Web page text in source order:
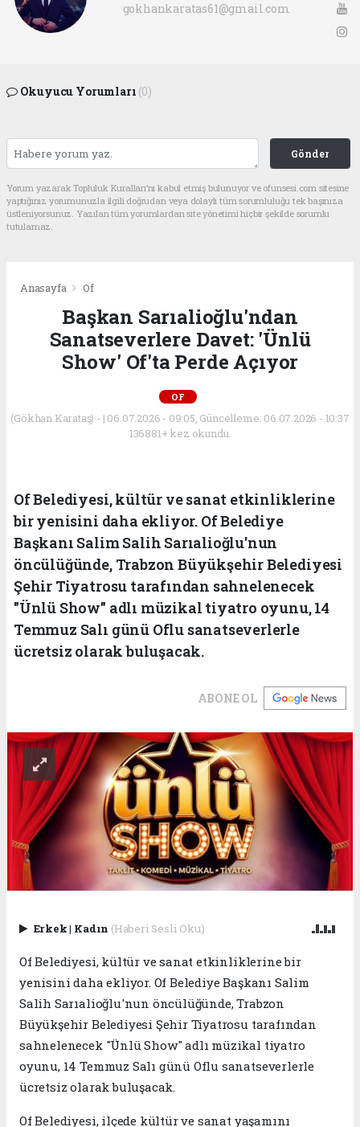
gokhankaratas61@gmail.com
Okuyucu Yorumları (0)
Gönder
Yorum yazarak Topluluk Kuralları’nı kabul etmiş bulunuyor ve ofunsesi.com sitesine
yaptığınız yorumunuzla ilgili doğrudan veya dolaylı tüm sorumluluğu tek başınıza
üstleniyorsunuz. Yazılan tüm yorumlardan site yönetimi hiçbir şekilde sorumlu
tutulamaz.
Anasayfa Of
Başkan Sarıalioğlu'ndan
Sanatseverlere Davet: 'Ünlü
Show' Of'ta Perde Açıyor
OF
(Gökhan Karataş) - | 06.07.2026 - 09:05, Güncelleme: 06.07.2026 - 10:37
136881+ kez okundu.
Of Belediyesi, kültür ve sanat etkinliklerine
bir yenisini daha ekliyor. Of Belediye
Başkanı Salim Salih Sarıalioğlu'nun
öncülüğünde, Trabzon Büyükşehir Belediyesi
Şehir Tiyatrosu tarafından sahnelenecek
"Ünlü Show" adlı müzikal tiyatro oyunu, 14
Temmuz Salı günü Oflu sanatseverlerle
ücretsiz olarak buluşacak.
ABONE OL
Erkek| Kadın (Haberi Sesli Oku)
Of Belediyesi, kültür ve sanat etkinliklerine bir
yenisini daha ekliyor. Of Belediye Başkanı Salim
Salih Sarıalioğlu'nun öncülüğünde, Trabzon
Büyükşehir Belediyesi Şehir Tiyatrosu tarafından
sahnelenecek "Ünlü Show" adlı müzikal tiyatro
oyunu, 14 Temmuz Salı günü Oflu sanatseverlerle
ücretsiz olarak buluşacak.
Of Belediyesi, ilçede kültür ve sanat yaşamını